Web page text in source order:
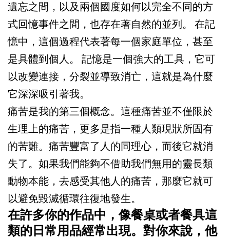
遺忘之間，以及兩個國度如何以完全不同的方
式回憶事件之間，也存在著自然的並列。 在記
憶中，這個過程代表著每一個家庭單位，甚至
是具體到個人。 記憶是一個強大的工具，它可
以改變連接，分裂並導致消亡，這就是為什麼
它深深吸引著我。
痛苦是我的第三個概念。這種痛苦並不僅限於
生理上的痛苦，更多是指一種人類現狀所固有
的苦難。痛苦豐富了人的同理心，而後它就消
失了。如果我們能夠不借助我們無用的靈長類
動物本能，去感受其他人的痛苦，那麼它就可
以避免毀滅循環往復地發生。
在許多你的作品中，像餐桌或者餐具這
類的日常用品經常出現。對你來說，他